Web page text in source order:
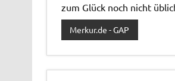
zum Glück noch nicht
Merkur.de - GAP